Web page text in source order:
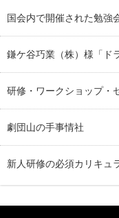
国会内で開催された勉強
鎌ケ谷巧業（株）様「ド
研修・ワークショップ・
劇団山の手事情社
新人研修の必須カリキュ